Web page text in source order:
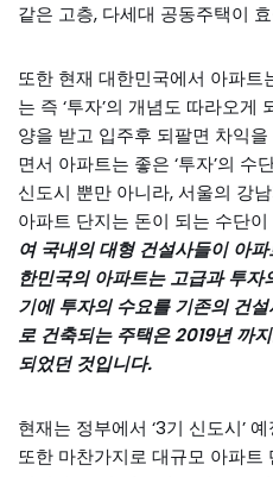
같은 고층, 다세대 공동주택이
또한 현재 대한민국에서 아파트
는 즉 ‘투자’의 개념도 따라오게
양을 받고 입주후 되팔면 차익
면서 아파트는 좋은 ‘투자’의 수
신도시 뿐만 아니라, 서울의 강
아파트 단지는 돈이 되는 수단
여 국내의 대형 건설사들이 아
한민국의 아파트는 고급과 투
기에 투자의 수요를 기존의 건
로 건축되는 주택은 2019년 까
되었던 것입니다.
현재는 정부에서 ‘3기 신도시’
또한 마찬가지로 대규모 아파